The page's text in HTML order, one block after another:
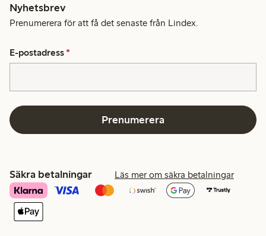
Nyhetsbrev
Prenumerera för att få det senaste från Lindex.
E-postadress *
Prenumerera
Säkra betalningar Läs mer om säkra betalningar